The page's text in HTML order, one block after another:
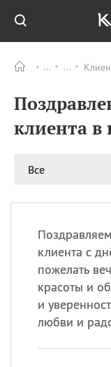
клиента в
Все
клиента с
пожелать
красоты и
и
любви и